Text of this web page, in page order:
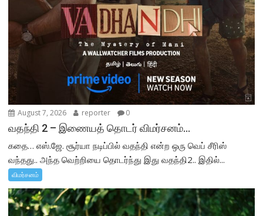
August 7, 2026 reporter 0
வதந்தி 2 – இணையத் தொடர் விமர்சனம்…
கதை… எஸ்.ஜே. சூர்யா நடிப்பில் வதந்தி என்ற ஒரு வெப் சீரிஸ்
வந்தது.. அந்த வெற்றியை தொடர்ந்து இது வதந்தி2.. இதில்...
விமர்சனம்